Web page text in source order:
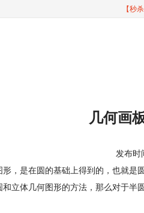
【秒
几何画
发布时
，是在圆的基础上得到的，也就
立体几何图形的方法，那么对于半